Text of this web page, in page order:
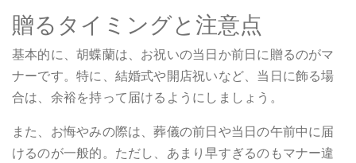
贈るタイミングと注意点
基本的に、胡蝶蘭は、お祝いの当日か前日に贈るのがマ
ナーです。特に、結婚式や開店祝いなど、当日に飾る場
合は、余裕を持って届けるようにしましょう。
また、お悔やみの際は、葬儀の前日や当日の午前中に届
けるのが一般的。ただし、あまり早すぎるのもマナー違